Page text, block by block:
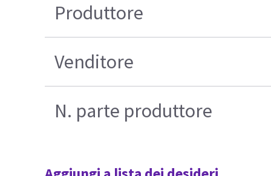
Produttore
Venditore
N. parte produttore